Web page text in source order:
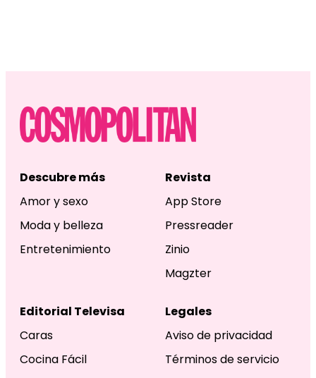
Descubre más
Amor y sexo
Moda y belleza
Entretenimiento
Revista
App Store
Pressreader
Zinio
Magzter
Editorial Televisa
Caras
Cocina Fácil
Legales
Aviso de privacidad
Términos de servicio